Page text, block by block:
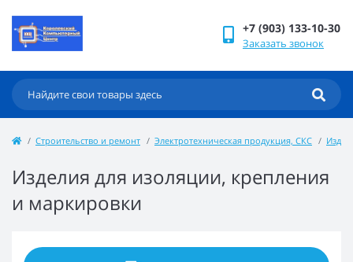
+7 (903) 133-10-30
Заказать звонок
Строительство и ремонт Электротехническая продукция, СКС
Изделия для изоляции, крепления
и маркировки